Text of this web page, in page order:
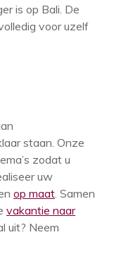
is op Bali. De
voor uzelf
staan. Onze
zodat u
uw
op maat . Samen
vakantie naar
uit? Neem